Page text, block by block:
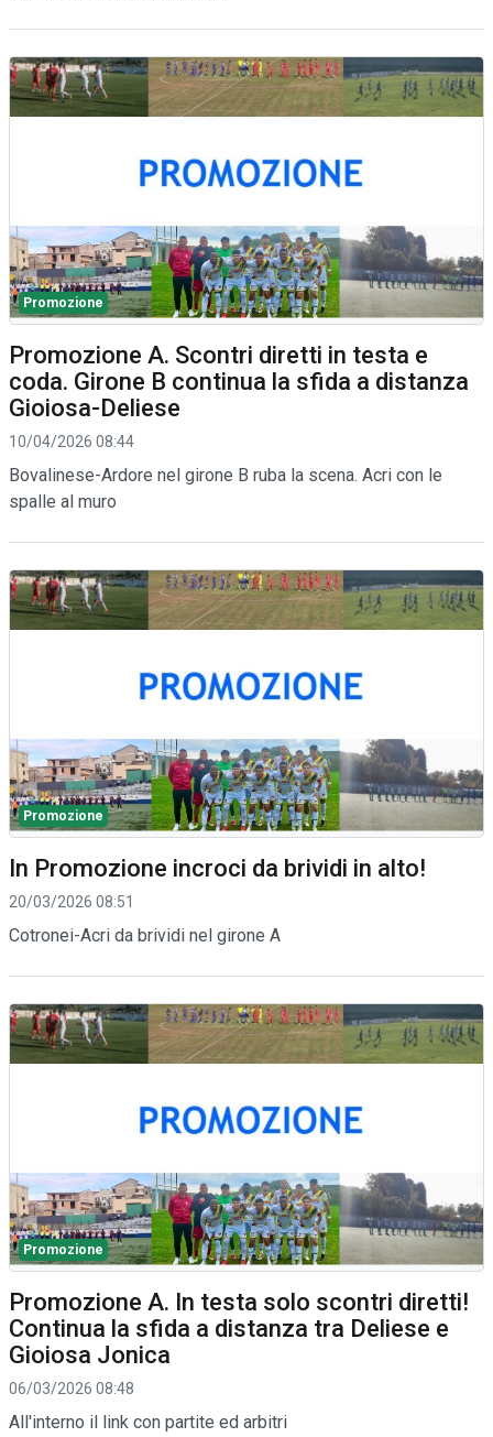
Promozione
Promozione A. Scontri diretti in testa e
coda. Girone B continua la sfida a distanza
Gioiosa-Deliese
10/04/2026 08:44
Bovalinese-Ardore nel girone B ruba la scena. Acri con le
spalle al muro
Promozione
In Promozione incroci da brividi in alto!
20/03/2026 08:51
Cotronei-Acri da brividi nel girone A
Promozione
Promozione A. In testa solo scontri diretti!
Continua la sfida a distanza tra Deliese e
Gioiosa Jonica
06/03/2026 08:48
All'interno il link con partite ed arbitri